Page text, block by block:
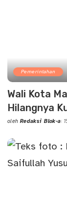
Pemerintahan
Wali Kota
Hilangnya
Posted
oleh Redaksi Blok-a